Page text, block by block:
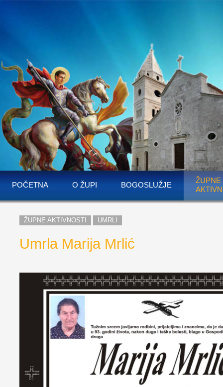
POČETNA O ŽUPI BOGOSLUŽJE
ŽUPNE
ŽUPNE AKTIVNOSTI UMRLI
Umrla Marija Mrlić